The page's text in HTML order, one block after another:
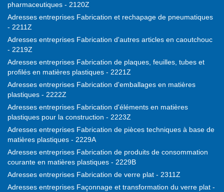
pharmaceutiques - 2120Z
Adresses entreprises Fabrication et rechapage de pneumatiques
- 2211Z
Adresses entreprises Fabrication d'autres articles en caoutchouc
- 2219Z
Adresses entreprises Fabrication de plaques, feuilles, tubes et
profilés en matières plastiques - 2221Z
Adresses entreprises Fabrication d'emballages en matières
plastiques - 2222Z
Adresses entreprises Fabrication d'éléments en matières
plastiques pour la construction - 2223Z
Adresses entreprises Fabrication de pièces techniques à base de
matières plastiques - 2229A
Adresses entreprises Fabrication de produits de consommation
courante en matières plastiques - 2229B
Adresses entreprises Fabrication de verre plat - 2311Z
Adresses entreprises Façonnage et transformation du verre plat -